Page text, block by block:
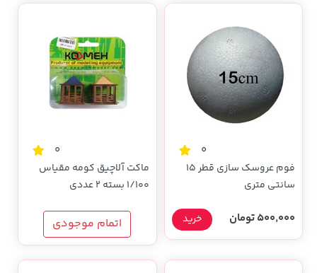
0
فوم عروسک سازی قطر 15
سانتی متری
500,000 تومان خرید
0
ماکت آلاچیق کومه مقیاس
1/100 بسته 2 عددی
اتمام موجودی